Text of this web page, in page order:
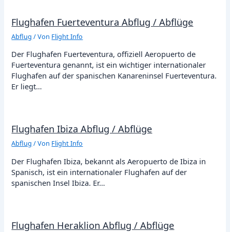
Flughafen Fuerteventura Abflug / Abflüge
Abflug / Von Flight Info
Der Flughafen Fuerteventura, offiziell Aeropuerto de
Fuerteventura genannt, ist ein wichtiger internationaler
Flughafen auf der spanischen Kanareninsel Fuerteventura.
Er liegt…
Flughafen Ibiza Abflug / Abflüge
Abflug / Von Flight Info
Der Flughafen Ibiza, bekannt als Aeropuerto de Ibiza in
Spanisch, ist ein internationaler Flughafen auf der
spanischen Insel Ibiza. Er…
Flughafen Heraklion Abflug / Abflüge